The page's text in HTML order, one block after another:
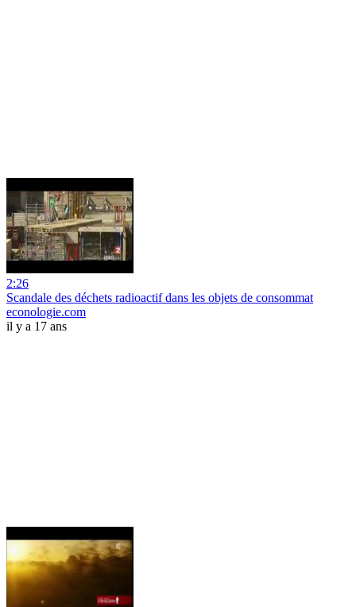
2:26
Scandale des déchets radioactif dans les objets de consommat
econologie.com
il y a 17 ans